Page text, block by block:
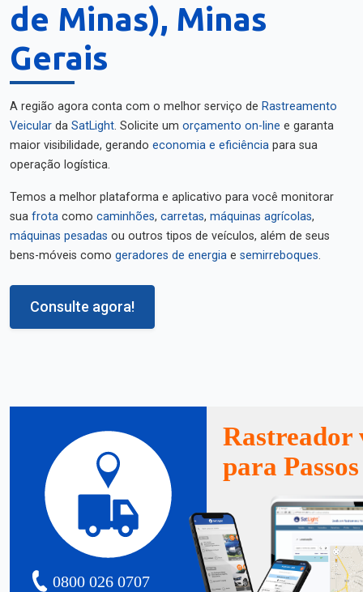
de Minas), Minas
Gerais
A região agora conta com o melhor serviço de Rastreamento
Veicular da SatLight. Solicite um orçamento on-line e garanta
maior visibilidade, gerando economia e eficiência para sua
operação logística.
Temos a melhor plataforma e aplicativo para você monitorar
sua frota como caminhões, carretas, máquinas agrícolas,
máquinas pesadas ou outros tipos de veículos, além de seus
bens-móveis como geradores de energia e semirreboques.
Consulte agora!
0800 026 0707
Rastreador
para Passos